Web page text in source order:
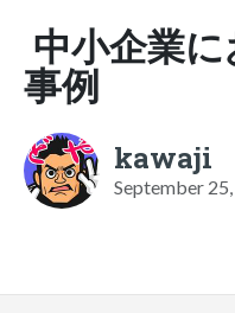
中小企業
事例
kawaji
September